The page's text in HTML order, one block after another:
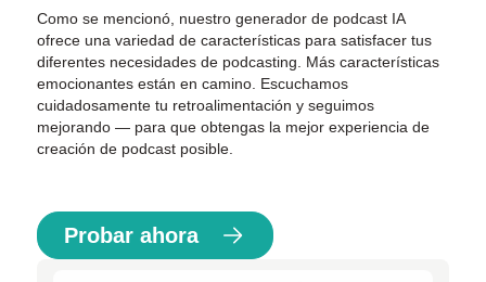
Como se mencionó, nuestro generador de podcast IA
ofrece una variedad de características para satisfacer tus
diferentes necesidades de podcasting. Más características
emocionantes están en camino. Escuchamos
cuidadosamente tu retroalimentación y seguimos
mejorando — para que obtengas la mejor experiencia de
creación de podcast posible.
Probar ahora